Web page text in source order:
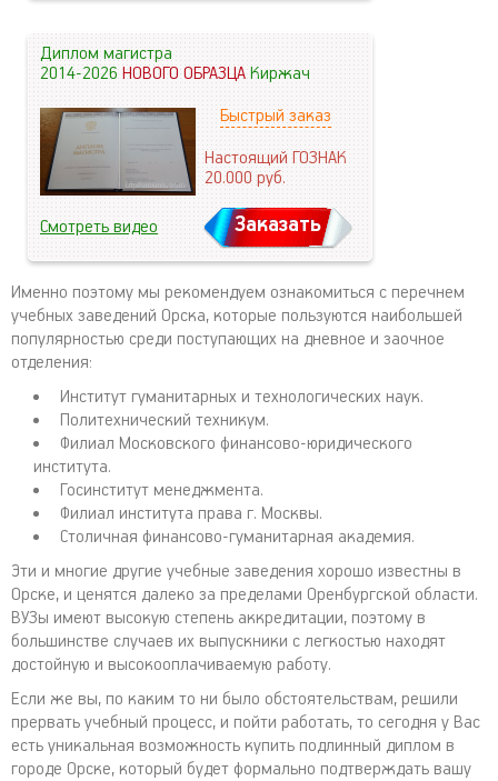
Диплом магистра
2014-2026НОВОГО ОБРАЗЦАКиржач
Быстрый заказ
Настоящий ГОЗНАК
20.000руб.
Смотреть видео Заказать
Именно поэтому мы рекомендуем ознакомиться с перечнем
учебных заведений Орска, которые пользуются наибольшей
популярностью среди поступающих на дневное и заочное
отделения:
Институт гуманитарных и технологических наук.
Политехнический техникум.
Филиал Московского финансово-юридического
института.
Госинститут менеджмента.
Филиал института права г. Москвы.
Столичная финансово-гуманитарная академия.
Эти и многие другие учебные заведения хорошо известны в
Орске, и ценятся далеко за пределами Оренбургской области.
ВУЗы имеют высокую степень аккредитации, поэтому в
большинстве случаев их выпускники с легкостью находят
достойную и высокооплачиваемую работу.
Если же вы, по каким то ни было обстоятельствам, решили
прервать учебный процесс, и пойти работать, то сегодня у Вас
есть уникальная возможность купить подлинный диплом в
городе Орске, который будет формально подтверждать вашу